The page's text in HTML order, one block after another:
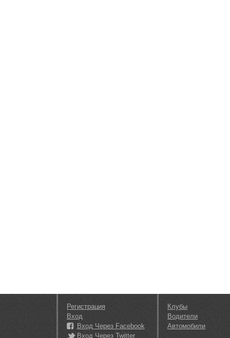
Регистрация
Вход
Вход Через Facebook
Вход Через Twitter
Клубы
Водители
Автомобили